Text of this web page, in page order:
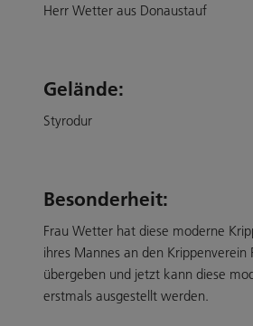
Herr Wetter aus Donaustauf
Gelände:
Styrodur
Besonderheit:
Frau Wetter hat diese moderne
ihres Mannes an den Krippenverein
übergeben und jetzt kann diese
erstmals ausgestellt werden.